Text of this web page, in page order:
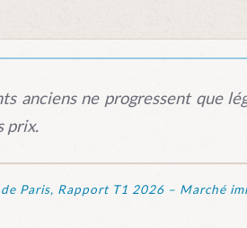
anciens ne progressent que
prix.
Paris, Rapport T1 2026 – Marché